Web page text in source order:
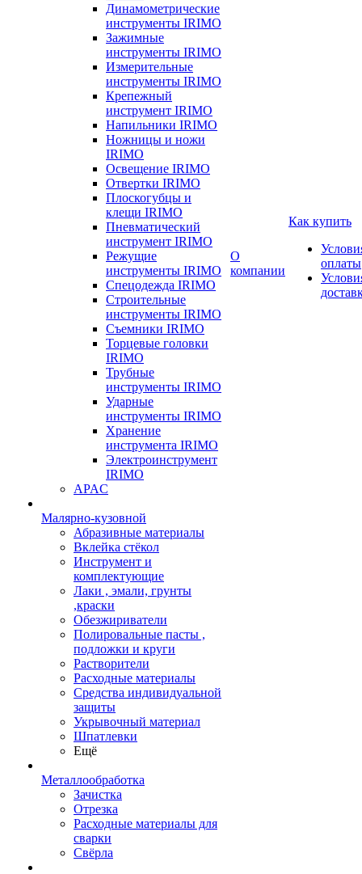
Динамометрические
инструменты IRIMO
Зажимные
инструменты IRIMO
Измерительные
инструменты IRIMO
Крепежный
инструмент IRIMO
Напильники IRIMO
Ножницы и ножи
IRIMO
Освещение IRIMO
Отвертки IRIMO
Плоскогубцы и
клещи IRIMO
Пневматический
инструмент IRIMO
Режущие
инструменты IRIMO
Спецодежда IRIMO
Строительные
инструменты IRIMO
Съемники IRIMO
Торцевые головки
IRIMO
Трубные
инструменты IRIMO
Ударные
инструменты IRIMO
Хранение
инструмента IRIMO
Электроинструмент
IRIMO
APAC
Малярно-кузовной
Абразивные материалы
Вклейка стёкол
Инструмент и
комплектующие
Лаки , эмали, грунты
,краски
Обезжириватели
Полировальные пасты ,
подложки и круги
Растворители
Расходные материалы
Средства индивидуальной
защиты
Укрывочный материал
Шпатлевки
Ещё
Металлообработка
Зачистка
Отрезка
Расходные материалы для
сварки
Свёрла
О
компании
Как купить
оплаты